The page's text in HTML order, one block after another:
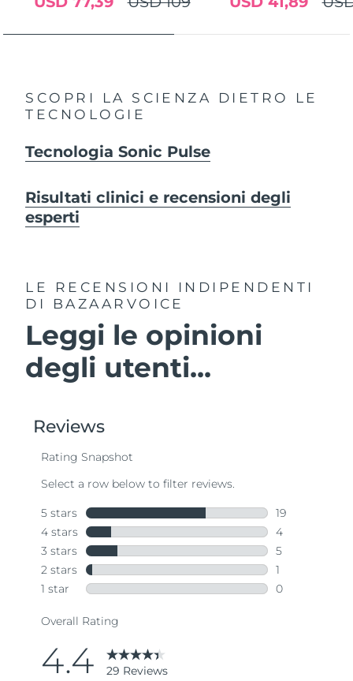
SCOPRI LA SCIENZA DIETRO LE
TECNOLOGIE
Tecnologia Sonic Pulse
Risultati clinici e recensioni degli
esperti
LE RECENSIONI INDIPENDENTI
DI BAZAARVOICE
Leggi le opinioni
degli utenti...